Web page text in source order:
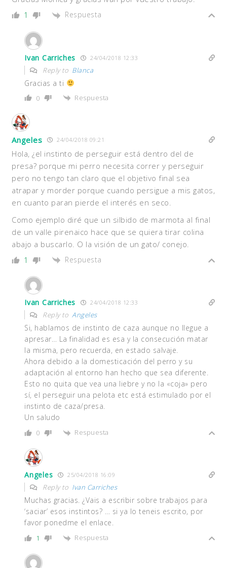
1 Respuesta
Ivan Carriches 24/04/2018 12:33
Reply to Blanca
Gracias a ti
0 Respuesta
Angeles 24/04/2018 09:21
Hola, ¿el instinto de perseguir está dentro del de
presa? porque mi perro necesita correr y perseguir
pero no tengo tan claro que el objetivo final sea
atrapar y morder porque cuando persigue a mis gatos,
en cuanto paran pierde el interés en seco.
Como ejemplo diré que un silbido de marmota al final
de un valle pirenaico hace que se quiera tirar colina
abajo a buscarlo. O la visión de un gato/ conejo.
1 Respuesta
Ivan Carriches 24/04/2018 12:33
Reply toAngeles
Si, hablamos de instinto de caza aunque no llegue a
apresar… La finalidad es esa y la consecución matar
la misma, pero recuerda, en estado salvaje.
Ahora debido a la domesticación del perro y su
adaptación al entorno han hecho que sea diferente.
Esto no quita que vea una liebre y no la «coja» pero
sí, el perseguir una pelota etc está estimulado por el
instinto de caza/presa.
Un saludo
0 Respuesta
Angeles 25/04/2018 16:09
Reply to Ivan Carriches
Muchas gracias. ¿Vais a escribir sobre trabajos para
‘saciar’ esos instintos? … si ya lo teneis escrito, por
favor ponedme el enlace.
1 Respuesta